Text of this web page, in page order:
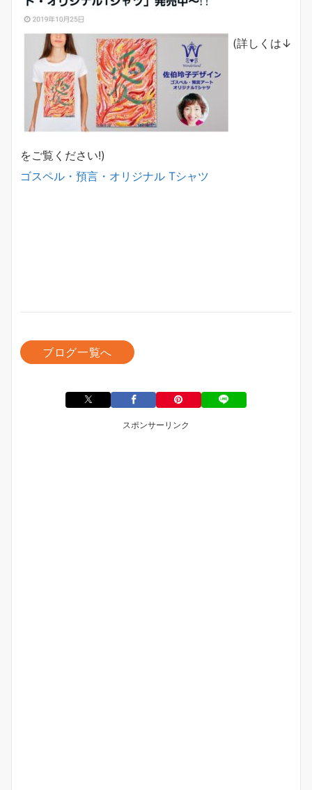
(詳しくは↓
をご覧ください!)
ゴスペル・預言・オリジナル Tシャツ
ブログ一覧へ
スポンサーリンク